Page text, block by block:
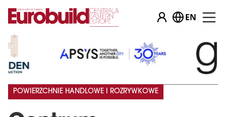
EN
POWIERZCHNIE HANDLOWE I ROZRYWKOWE